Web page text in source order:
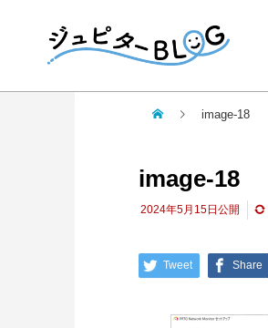
image-18
image-18
2024年5月15日 公開
Tweet Share